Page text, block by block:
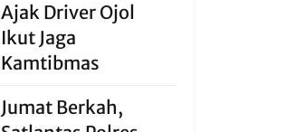
Ajak Driver Ojol
Ikut Jaga
Kamtibmas
Jumat Berkah,